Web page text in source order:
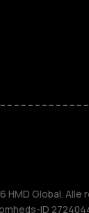
HMD Global.
ID